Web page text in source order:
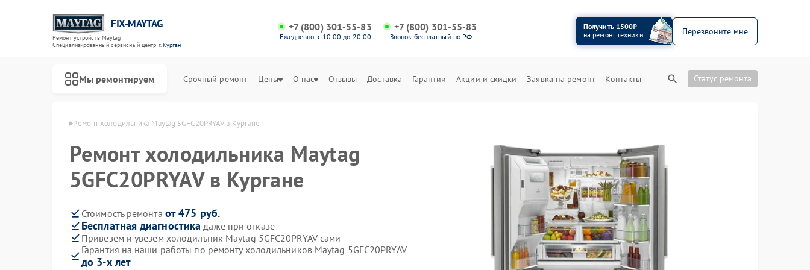
FIX-MAYTAG
Ремонт устройств Maytag
Специализированный cервисный центр г.Курган
+7 (800) 301-55-83
Ежедневно, с 10:00 до 20:00
+7 (800) 301-55-83
Звонок бесплатный по РФ
Получить 1500₽
на ремонт техники
Перезвоните мне
Мы ремонтируем Срочный ремонт Цены О нас Отзывы Доставка Гарантии Акции и скидки Заявка на ремонт Контакты Статус ремонта
Maytag в Кургане Ремонт холодильника Maytag 5GFC20PRYAV в Кургане
Ремонт холодильника Maytag
5GFC20PRYAV в Кургане
Стоимость ремонта от 475 руб.
Бесплатная диагностика даже при отказе
Привезем и увезем холодильник Maytag 5GFC20PRYAV сами
Гарантия на наши работы по ремонту холодильников Maytag 5GFC20PRYAV
до 3-х лет